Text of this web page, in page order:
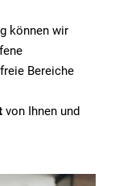
können wir
Bereiche
von Ihnen und